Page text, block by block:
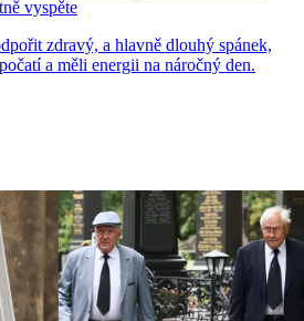
vyspěte
zdravý, a hlavně dlouhý spánek,
a měli energii na náročný den.